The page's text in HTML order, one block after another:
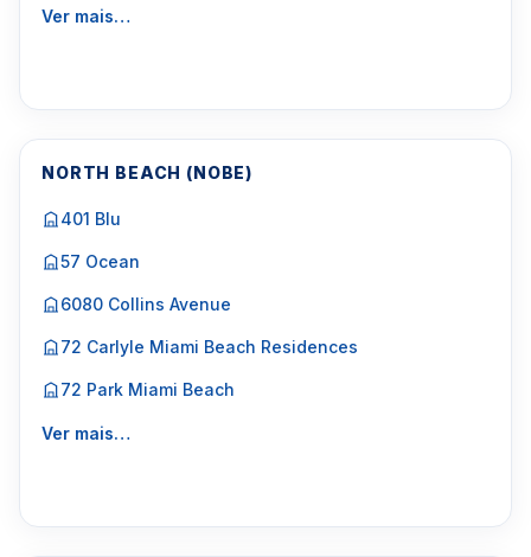
Ver mais…
NORTH BEACH (NOBE)
401 Blu
57 Ocean
6080 Collins Avenue
72 Carlyle Miami Beach Residences
72 Park Miami Beach
Ver mais…